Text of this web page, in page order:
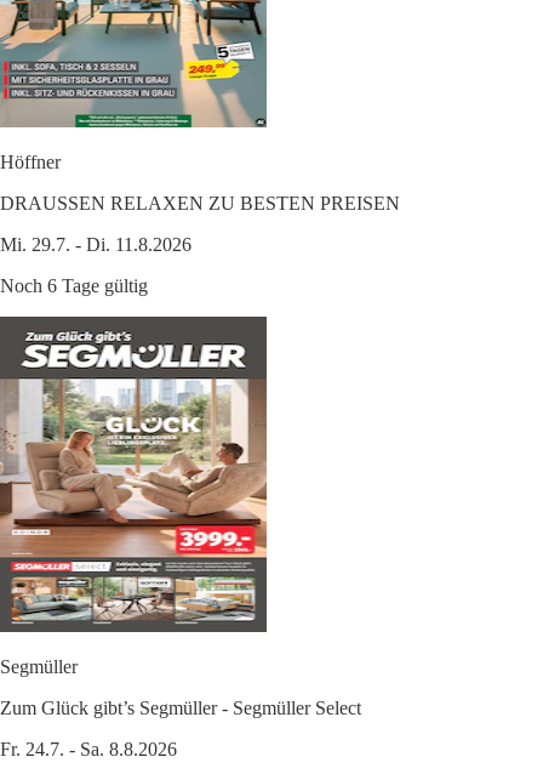
Höffner
DRAUSSEN RELAXEN ZU BESTEN PREISEN
Mi. 29.7. - Di. 11.8.2026
Noch 6 Tage gültig
Segmüller
Zum Glück gibt’s Segmüller - Segmüller Select
Fr. 24.7. - Sa. 8.8.2026